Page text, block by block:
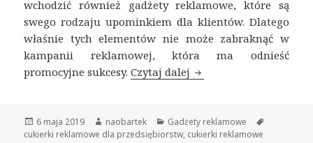
wchodzić również gadżety reklamowe, które są
swego rodzaju upominkiem dla klientów. Dlatego
właśnie tych elementów nie może zabraknąć w
kampanii reklamowej, która ma odnieść
promocyjne sukcesy.Czytaj dalej Cukierki reklamowe
Opublikowano
6 maja 2019 Autor
naobartek Kategorie
Gadżety reklamowe
cukierki reklamowe dla przedsiębiorstw, cukierki reklamowe